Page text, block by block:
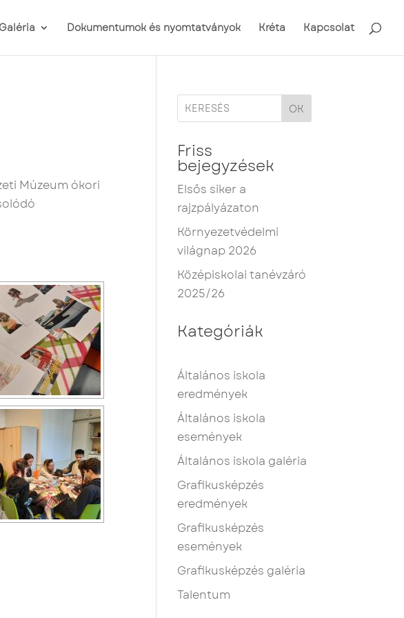
Galéria Dokumentumok és nyomtatványok Kréta Kapcsolat
Múzeum ókori
OK
Friss
bejegyzések
Elsős siker a
rajzpályázaton
Környezetvédelmi
világnap 2026
Középiskolai tanévzáró
2025/26
Kategóriák
Általános iskola
eredmények
Általános iskola
események
Általános iskola galéria
Grafikusképzés
eredmények
Grafikusképzés
események
Grafikusképzés galéria
Talentum